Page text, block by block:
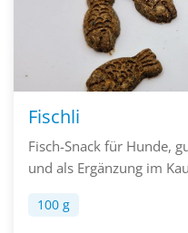
Fischli
Fisch-Snack für Hunde,
und als Ergänzung im
100 g